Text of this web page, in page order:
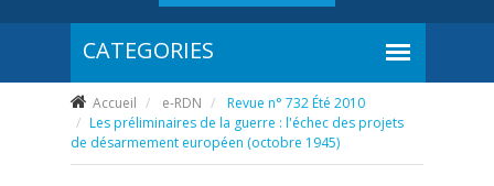
Accueil e-RDN
Revue n° 732 Été 2010
Les préliminaires de la guerre : l'échec des projets
de désarmement européen (octobre 1945)